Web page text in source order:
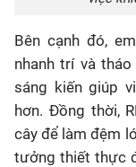
Bên cạnh đó,
nhanh trí và
sáng kiến giúp
hơn. Đồng thời,
cây để làm đệm
tưởng thiết thực